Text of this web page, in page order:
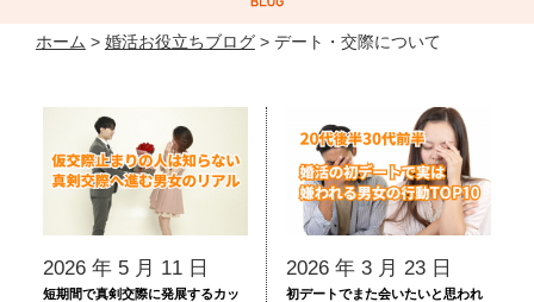
ホーム > 婚活お役立ちブログ> デート・交際について
2026 年 5 月 11 日
短期間で真剣交際に発展するカッ
2026 年 3 月 23 日
初デートでまた会いたいと思われ